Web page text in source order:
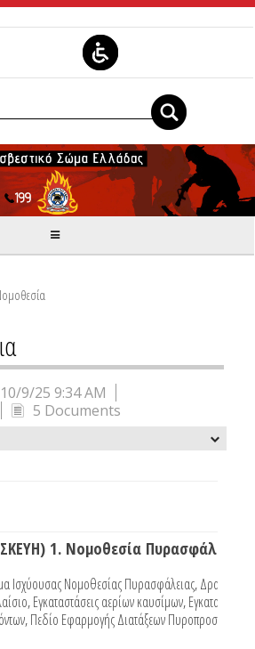
9/25 9:34 AM
5 Documents
1. Νομοθεσία Πυρασφάλειας
Ισχύουσας Νομοθεσίας Πυρασφάλειας,
,Εγκαταστάσεις αερίων καυσίμων,Εγκαταστάσεις
,Πεδίο Εφαρμογής Διατάξεων Πυροπροστασίας